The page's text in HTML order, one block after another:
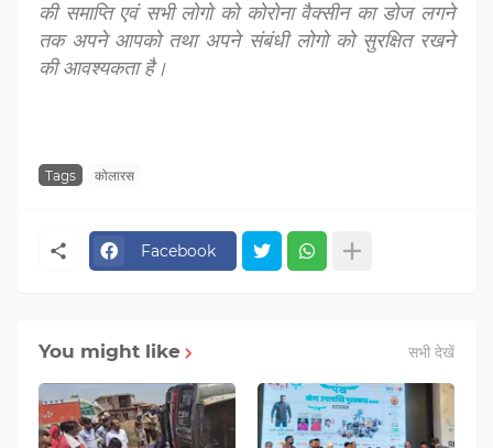
की समाप्ति एवं सभी लोगो को कोरोना वैक्सीन का डोज लगने
तक अपने आपको तथा अपने संबंधी लोगो को सुरक्षित रखने
की आवश्यकता है।
Tags कोलारस
Facebook
You might like सभी देखें